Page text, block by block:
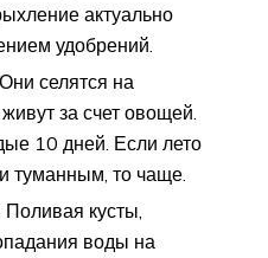
актуально
удобрений.
селятся на
за счет овощей.
10 дней. Если лето
туманным, то чаще.
кусты,
воды на